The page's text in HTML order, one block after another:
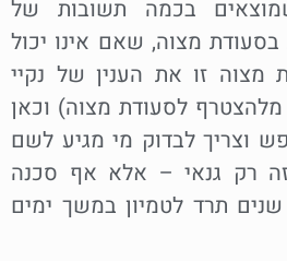
בכמה תשובות של
בסעודת מצוה, שאם אינו יכול
מצוה זו את הענין של נקיי
לסעודת מצוה) וכאן
וצריך לבדוק מי מגיע לשם
רק גנאי – אלא אף סכנה
תרד לטמיון במשך ימים